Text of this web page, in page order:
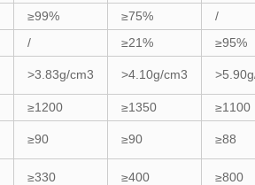
≥99% ≥75%
/
/ ≥21% ≥95%
>3.83g/cm3 >4.10g/cm3
≥1200 ≥1350
≥1100
≥90 ≥90 ≥88
≥330 ≥400 ≥800